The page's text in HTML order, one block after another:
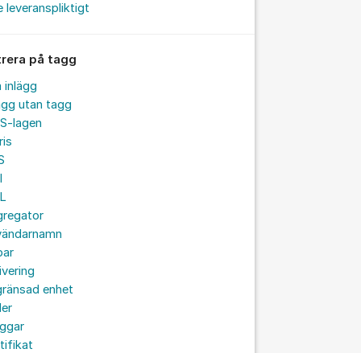
leveranspliktigt
på tagg
inlägg
utan tagg
lagen
enhet